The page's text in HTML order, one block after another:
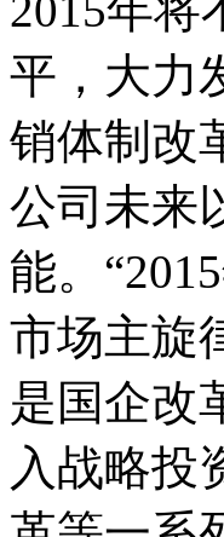
平，大力
销体制改
公司未来
能。
市场主旋
是国企改
入战略投